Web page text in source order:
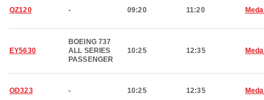
QZ120 - 09:20 11:20
EY5630
BOEING 737
ALL SERIES
PASSENGER
10:25 12:35
OD323 - 10:25 12:35